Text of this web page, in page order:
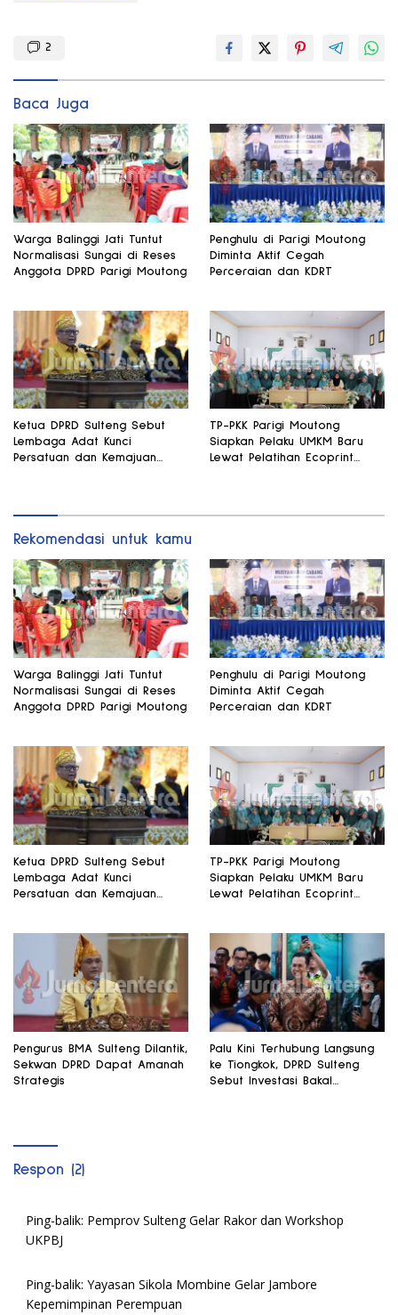
2
Baca Juga
Warga Balinggi Jati Tuntut
Normalisasi Sungai di Reses
Anggota DPRD Parigi Moutong
Penghulu di Parigi Moutong
Diminta Aktif Cegah
Perceraian dan KDRT
Ketua DPRD Sulteng Sebut
Lembaga Adat Kunci
Persatuan dan Kemajuan
TP-PKK Parigi Moutong
Siapkan Pelaku UMKM Baru
Lewat Pelatihan Ecoprint
Rekomendasi untuk kamu
Warga Balinggi Jati Tuntut
Normalisasi Sungai di Reses
Anggota DPRD Parigi Moutong
Penghulu di Parigi Moutong
Diminta Aktif Cegah
Perceraian dan KDRT
Ketua DPRD Sulteng Sebut
Lembaga Adat Kunci
Persatuan dan Kemajuan
TP-PKK Parigi Moutong
Siapkan Pelaku UMKM Baru
Lewat Pelatihan Ecoprint
Pengurus BMA Sulteng Dilantik,
Sekwan DPRD Dapat Amanah
Strategis
Palu Kini Terhubung Langsung
ke Tiongkok, DPRD Sulteng
Sebut Investasi Bakal
Respon (2)
Ping-balik: Pemprov Sulteng Gelar Rakor dan Workshop
UKPBJ
Ping-balik: Yayasan Sikola Mombine Gelar Jambore
Kepemimpinan Perempuan